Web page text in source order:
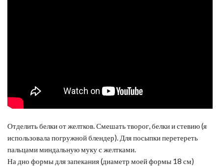
Отделить белки от желтков. Смешать творог, белки и стевию (я
использовала погружной блендер). Для посыпки перетереть
пальцами миндальную муку с желтками.
На дно формы для запекания (диаметр моей формы 18 см)